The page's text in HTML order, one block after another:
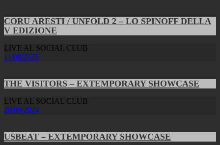
CORU ARESTI / UNFOLD 2 – LO SPINOFF DELLA
V EDIZIONE
LIVE AL SOCIAL CLUB
11/08/2025
THE VISITORS – EXTEMPORARY SHOWCASE
LIVE AL SOCIAL CLUB
20/09/2024
USBEAT – EXTEMPORARY SHOWCASE